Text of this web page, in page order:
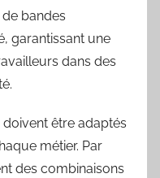
bandes
garantissant une
dans des
être adaptés
métier. Par
des combinaisons